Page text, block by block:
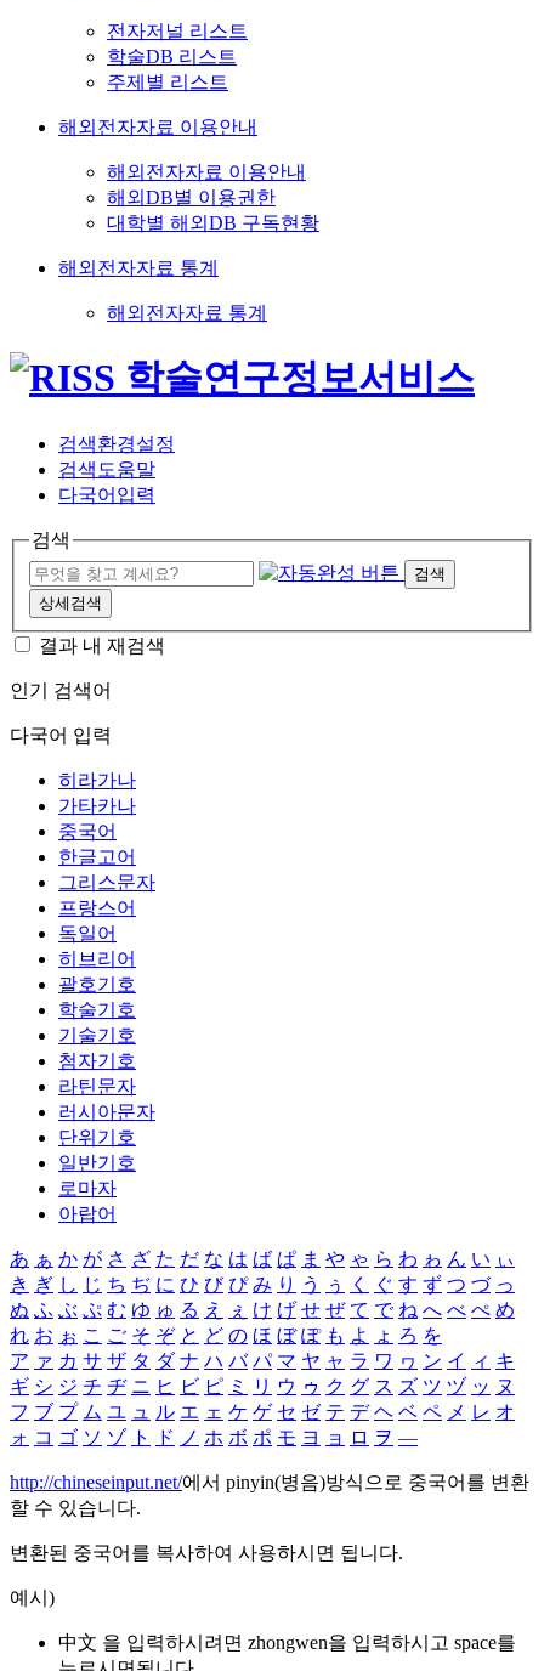
전자저널 리스트
학술DB 리스트
주제별 리스트
해외전자자료 이용안내
해외전자자료 이용안내
해외DB별 이용권한
대학별 해외DB 구독현황
해외전자자료 통계
해외전자자료 통계
검색환경설정
검색도움말
다국어입력
검색
검색
상세검색
결과 내 재검색
인기 검색어
다국어 입력
히라가나
가타카나
중국어
한글고어
그리스문자
프랑스어
독일어
히브리어
괄호기호
학술기호
기술기호
첨자기호
라틴문자
러시아문자
단위기호
일반기호
로마자
아랍어
あ ぁ か が さ ざ た だ な は ば ぱ ま や ゃ ら わ ゎ ん い ぃ
き ぎ し じ ち ぢ に ひ び ぴ み り う ぅ く ぐ す ず つ づ っ
ぬ ふ ぶ ぷ む ゆ ゅ る え ぇ け げ せ ぜ て で ね へ べ ぺ め
れ お ぉ こ ご そ ぞ と ど の ほ ぼ ぽ も よ ょ ろ を
ア ァ カ サ ザ タ ダ ナ ハ バ パ マ ヤ ャ ラ ワ ヮ ン イ ィ キ
ギ シ ジ チ ヂ ニ ヒ ビ ピ ミ リ ウ ゥ ク グ ス ズ ツ ヅ ッ ヌ
フ ブ プ ム ユ ュ ル エ ェ ケ ゲ セ ゼ テ デ ヘ ベ ペ メ レ オ
ォ コ ゴ ソ ゾ ト ド ノ ホ ボ ポ モ ヨ ョ ロ ヲ ―
http://chineseinput.net/에서 pinyin(병음)방식으로 중국어를 변환
할 수 있습니다.
변환된 중국어를 복사하여 사용하시면 됩니다.
예시)
中文 을 입력하시려면 zhongwen을 입력하시고 space를